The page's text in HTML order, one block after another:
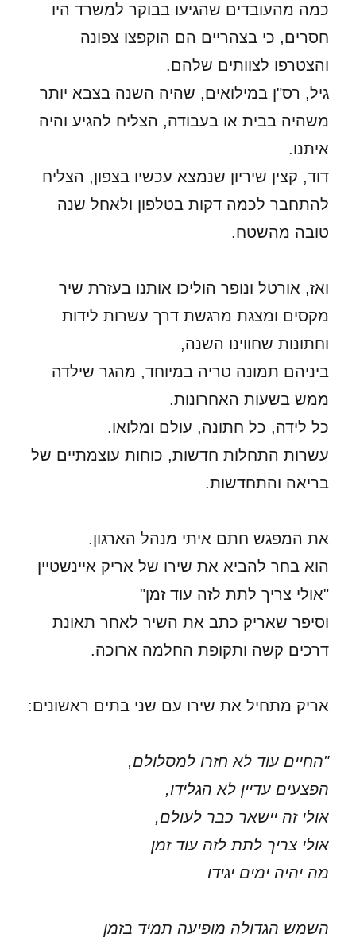
כמה מהעובדים שהגיעו בבוקר למשרד היו
חסרים, כי בצהריים הם הוקפצו צפונה
והצטרפו לצוותים שלהם.
גיל, רס"ן במילואים, שהיה השנה בצבא יותר
משהיה בבית או בעבודה, הצליח להגיע והיה
איתנו.
דוד, קצין שיריון שנמצא עכשיו בצפון, הצליח
להתחבר לכמה דקות בטלפון ולאחל שנה
טובה מהשטח.
ואז, אורטל ונופר הוליכו אותנו בעזרת שיר
מקסים ומצגת מרגשת דרך עשרות לידות
וחתונות שחווינו השנה,
ביניהם תמונה טריה במיוחד, מהגר שילדה
ממש בשעות האחרונות.
כל לידה, כל חתונה, עולם ומלואו.
עשרות התחלות חדשות, כוחות עוצמתיים של
בריאה והתחדשות.
את המפגש חתם איתי מנהל הארגון.
הוא בחר להביא את שירו של אריק איינשטיין
"אולי צריך לתת לזה עוד זמן"
וסיפר שאריק כתב את השיר לאחר תאונת
דרכים קשה ותקופת החלמה ארוכה.
אריק מתחיל את שירו עם שני בתים ראשונים:
"החיים עוד לא חזרו למסלולם,
הפצעים עדיין לא הגלידו,
אולי זה יישאר כבר לעולם,
אולי צריך לתת לזה עוד זמן
מה יהיה ימים יגידו
השמש הגדולה מופיעה תמיד בזמן